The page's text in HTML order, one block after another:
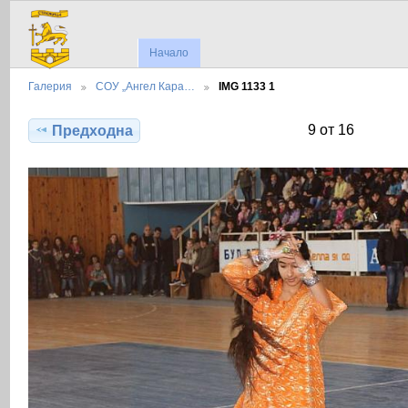
Начало
Галерия СОУ „Ангел Кара… IMG 1133 1
Предходна 9 от 16